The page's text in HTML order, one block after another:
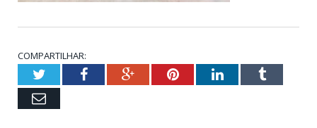
COMPARTILHAR:
TwitterFacebookGoogle+PinterestLinkedInTumblr
Email